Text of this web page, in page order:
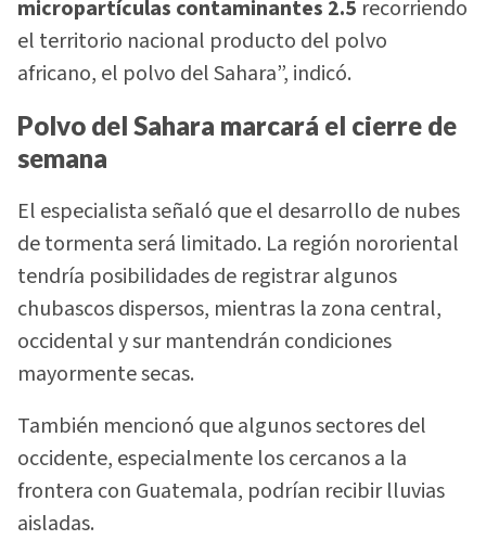
micropartículas contaminantes 2.5 recorriendo
el territorio nacional producto del polvo
africano, el polvo del Sahara”, indicó.
Polvo del Sahara marcará el cierre de
semana
El especialista señaló que el desarrollo de nubes
de tormenta será limitado. La región nororiental
tendría posibilidades de registrar algunos
chubascos dispersos, mientras la zona central,
occidental y sur mantendrán condiciones
mayormente secas.
También mencionó que algunos sectores del
occidente, especialmente los cercanos a la
frontera con Guatemala, podrían recibir lluvias
aisladas.